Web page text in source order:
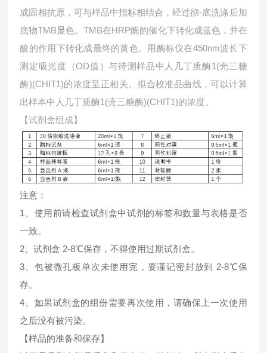
成固相抗原，可与样品中指标相结合，经过彻-底洗涤后加
底物TMB显色。TMB在HRP酶的催化下转化成蓝色，并在
酸的作用下转化成最终的黄色。用酶标仪在450nm波长下
测定吸光度（OD值）与待测样品中 人几丁质酶1(壳三糖
酶)(CHIT1)的浓度呈正相关。拟合校准品曲线，可以计算
出样本中 人几丁质酶1(壳三糖酶)(CHIT1)的浓度。
【试剂盒组成】
注意：
1、使用前请检查试剂盒中试剂的标签和数量与表格是否
一致。
2、试剂盒 2-8℃保存，不得使用过期试剂盒。
3、包被微孔板单次未使用完，要谨记密封放到 2-8℃保
存。
4、如果试剂盒的组份需要再次使用，请确保上一次使用
之后没有被污染。
【样品的准备和保存】